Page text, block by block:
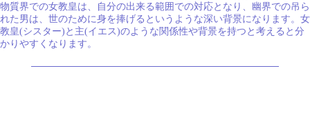
物質界での女教皇は、自分の出来る範囲での対応となり、幽界での吊ら
れた男は、世のために身を捧げるというような深い背景になります。女
教皇(シスター)と主(イエス)のような関係性や背景を持つと考えると分
かりやすくなります。